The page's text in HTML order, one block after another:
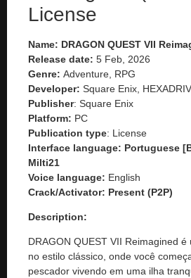
License
Name: DRAGON QUEST VII
Release date: 5 Feb, 2026
Genre: Adventure, RPG
Developer: Square Enix,
Publisher: Square Enix
Platform: PC
Publication type: License
Interface language: Portuguese
Milti21
Voice language: English
Crack/Activator: Present (P2P)
Description:
DRAGON QUEST VII Reimagined
no estilo clássico, onde você
pescador vivendo em uma ilha